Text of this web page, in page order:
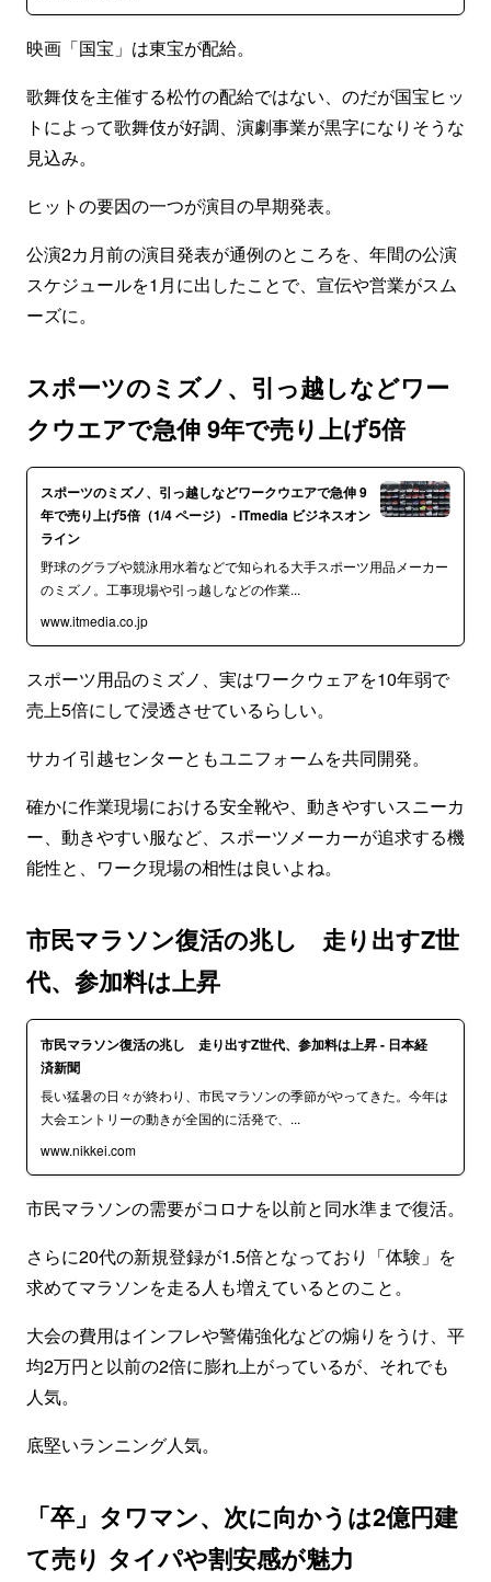
映画「国宝」は東宝が配給。
歌舞伎を主催する松竹の配給ではない、のだが国宝ヒッ
トによって歌舞伎が好調、演劇事業が黒字になりそうな
見込み。
ヒットの要因の一つが演目の早期発表。
公演2カ月前の演目発表が通例のところを、年間の公演
スケジュールを1月に出したことで、宣伝や営業がスム
ーズに。
スポーツのミズノ、引っ越しなどワー
クウエアで急伸 9年で売り上げ5倍
スポーツのミズノ、引っ越しなどワークウエアで急伸 9
年で売り上げ5倍（1/4 ページ） - ITmedia ビジネスオン
ライン
野球のグラブや競泳用水着などで知られる大手スポーツ用品メーカー
のミズノ。工事現場や引っ越しなどの作業...
www.itmedia.co.jp
スポーツ用品のミズノ、実はワークウェアを10年弱で
売上5倍にして浸透させているらしい。
サカイ引越センターともユニフォームを共同開発。
確かに作業現場における安全靴や、動きやすいスニーカ
ー、動きやすい服など、スポーツメーカーが追求する機
能性と、ワーク現場の相性は良いよね。
市民マラソン復活の兆し 走り出すZ世
代、参加料は上昇
市民マラソン復活の兆し 走り出すZ世代、参加料は上昇 - 日本経
済新聞
長い猛暑の日々が終わり、市民マラソンの季節がやってきた。今年は
大会エントリーの動きが全国的に活発で、...
www.nikkei.com
市民マラソンの需要がコロナを以前と同水準まで復活。
さらに20代の新規登録が1.5倍となっており「体験」を
求めてマラソンを走る人も増えているとのこと。
大会の費用はインフレや警備強化などの煽りをうけ、平
均2万円と以前の2倍に膨れ上がっているが、それでも
人気。
底堅いランニング人気。
「卒」タワマン、次に向かうは2億円建
て売り タイパや割安感が魅力